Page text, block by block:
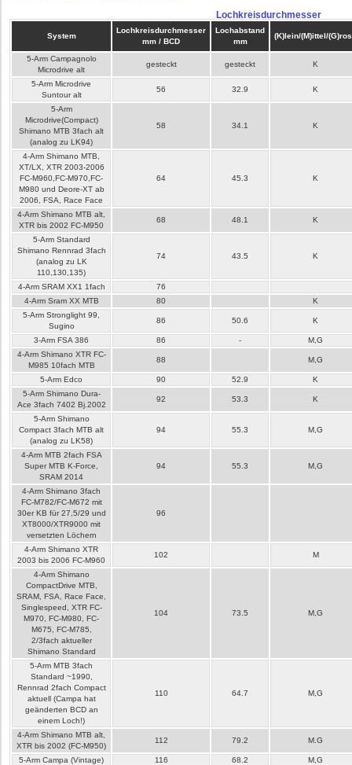
Lochkreisdurchmesser
System
Lochkreisdurchmesser
mm / BCD
Lochabstand
mm
(K)lein/(M)ittel/
5-Arm Campagnolo
Microdrive alt
gesteckt gesteckt K
5-Arm Microdrive
Suntour alt
56 32.9 K
5-Arm
Microdrive(Compact)
Shimano MTB 3fach alt
(analog zu LK94)
58 34.1 K
4-Arm Shimano MTB,
XT/LX, XTR 2003-2006
FC-M960,FC-M970,FC-
M980 und Deore-XT ab
2006, FSA, Race Face
64 45.3 K
4-Arm Shimano MTB alt,
XTR bis 2002 FC-M950
68 48.1 K
5-Arm Standard
Shimano Rennrad 3fach
(analog zu LK
110,130,135)
74 43.5 K
4-Arm SRAM XX1 1fach
76
4-Arm Sram XX MTB
80
K
5-Arm Stronglight 99,
Sugino
86 50.6 K
3-Arm FSA 386 86 -
M,G
4-Arm Shimano XTR FC-
M985 10fach MTB
88 M,G
5-Arm Edco 90 52.9
K
5-Arm Shimano Dura-
Ace 3fach 7402 Bj.2002
92 53.3 K
5-Arm Shimano
Compact 3fach MTB alt
(analog zu LK58)
94 55.3 M,G
4-Arm MTB 2fach FSA
Super MTB K-Force,
SRAM 2014
94 55.3 M,G
4-Arm Shimano 3fach
FC-M782/FC-M672 mit
30er KB für 27,5/29 und
XT8000/XTR9000 mit
versetzten Löchern
96
4-Arm Shimano XTR
2003 bis 2006 FC-M960
102 M
4-Arm Shimano
CompactDrive MTB,
SRAM, FSA, Race Face,
Singlespeed, XTR FC-
M970, FC-M980, FC-
M675, FC-M785,
2/3fach aktueller
Shimano Standard
104 73.5 M,G
5-Arm MTB 3fach
Standard ~1990,
Rennrad 2fach Compact
aktuell (Campa hat
geänderten BCD an
einem Loch!)
110 64.7 M,G
4-Arm Shimano MTB alt,
XTR bis 2002 (FC-M950)
112 79.2 M.G
5-Arm Campa (Vintage) 116 68.2
M,G